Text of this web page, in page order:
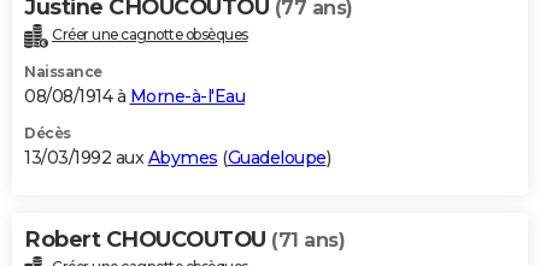
Justine CHOUCOUTOU (77 ans)
Créer une cagnotte obsèques
Naissance
08/08/1914 à Morne-à-l'Eau
Décès
13/03/1992 auxAbymes (Guadeloupe)
Robert CHOUCOUTOU (71 ans)